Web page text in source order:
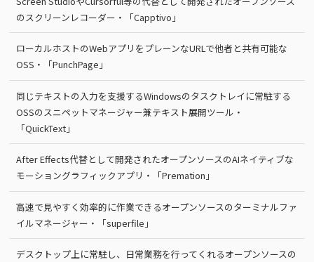
のスクリーンレコーダー・「Capptivo」
ローカルホストのWebアプリをプレーンなURLで他者と共有可能な
OSS・「PunchPage」
同じテキストの入力を支援するWindowsのタスクトレイに常駐する
OSSのスニペットマネージャー兼テキスト展開ツール・
「QuickText」
After Effects代替として開発されたオープンソースのAIネイティブな
モーショングラフィックアプリ・「Premation」
高速で見やすく効率的に作業できるオープンソースのターミナルファ
イルマネージャー・「superfile」
デスクトップ上に常駐し、日常業務を行ってくれるオープンソースの